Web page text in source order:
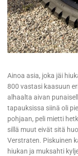
Ainoa asia, joka jäi
800 vastasi kaasuun
alhaalta aivan
tapauksissa siinä oli
pohjaan, peli mietti
sillä muut eivät sitä
Verstraten. Piskuinen
hiukan ja muksahti